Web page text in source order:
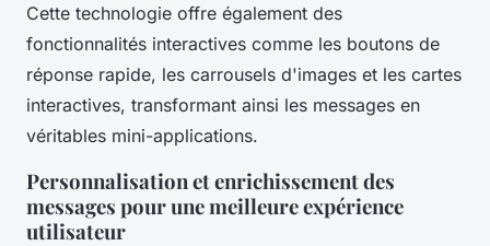
Cette technologie offre également des
fonctionnalités interactives comme les boutons de
réponse rapide, les carrousels d'images et les cartes
interactives, transformant ainsi les messages en
véritables mini-applications.
Personnalisation et enrichissement des
messages pour une meilleure expérience
utilisateur